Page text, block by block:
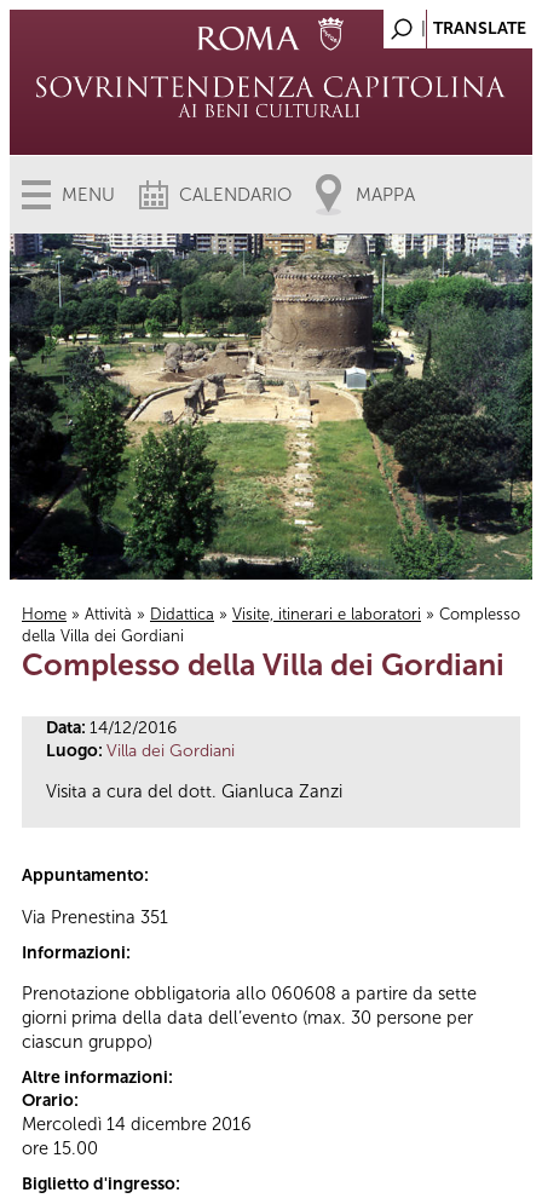
MENU CALENDARIO MAPPA
Tu sei qui
Home » Attività » Didattica » Visite, itinerari e laboratori » Complesso
della Villa dei Gordiani
Complesso della Villa dei Gordiani
Data: 14/12/2016
Luogo: Villa dei Gordiani
Visita a cura del dott. Gianluca Zanzi
Appuntamento:
Via Prenestina 351
Informazioni:
Prenotazione obbligatoria allo 060608 a partire da sette
giorni prima della data dell’evento (max. 30 persone per
ciascun gruppo)
Altre informazioni:
Orario:
Mercoledì 14 dicembre 2016
ore 15.00
Biglietto d'ingresso: